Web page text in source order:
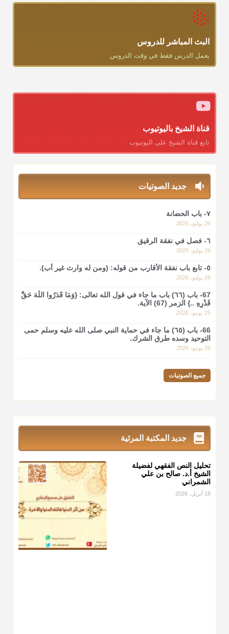
دعاء ختم القرآن في الصلاة أقرب إلى البدعة
منذ 3 شهر
أ.د. صالح الشمراني
ومن المعاصرين أنكره الشيخ بكر أبو زيد وابن عثيمين، وحسبك
بقول الإمام مالك رحمه الله :"ما سمعتُ أنه يدعو عند ختم القرآن
وما هو من عمل الناس"
أ.د. صالح الشمراني
@d_alshamrani
لا أعلم لدعاء ختم القرآن في الصلاة أصلاً صحيحاً يعتمد عليه من
سنة الرسول صلى الله عليه وسلّم، ولا من عمل الصحابة رضي الله
عنهم. ابن عثيمين.
منذ 3 شهر
@d_alshamrani
نرى اليوم بأبصارنا بعض ما رأى العلماء ببصائرهم: "والرافضة ليس
كلها سود" ابن تيمية.
منذ 3 شهر
أ.د. صالح الشمراني
المعتدلين غير مقبوضتين ولا مبسوطتين أربع مرات من الرز أو البر
أو التمر أو اللحم
منذ 3 شهر
أ.د. صالح الشمراني
من أخرج زكاة الفطر عن غيره فليخبره قبل دفعها للمستحق لينوي
، فإلم يعلم إلا بعد ذلك لم تجزه لقولهﷺ:
البث المباشر للدروس
يعمل الدرس فقط في وقت الدروس
قناة الشيخ باليوتيوب
تابع قناة الشيخ على اليوتيوب
جديد الصوتيات
٧- باب الحضانة
26 يوليو، 2026
٦- فصل في نفقة الرقيق
26 يوليو، 2026
٥- تابع باب نفقة الأقارب من قوله: (ومن له وارث غير أب).
26 يوليو، 2026
67- باب (٦٦) باب ما جاء في قول الله تعالى: {وَمَا قَدَرُوا اللَّهَ حَقَّ
قَدْرِهِ ..} الزمر (67) الآية.
25 يونيو، 2026
66- باب (٦٥) ما جاء في حماية النبي صلى الله عليه وسلم حمى
التوحيد وسده طرق الشرك.
25 يونيو، 2026
جميع الصوتيات
جديد المكتبة المرئية
تحليل النص الفقهي لفضيلة
الشيخ أ.د. صالح بن علي
الشمراني
18 أبريل، 2026